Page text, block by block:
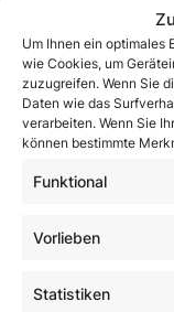
Um Ihnen ein optimales
wie Cookies, um
zuzugreifen. Wenn Sie
Daten wie das
verarbeiten. Wenn Sie
können bestimmte
Funktional
Vorlieben
Statistiken
Ein Leben für